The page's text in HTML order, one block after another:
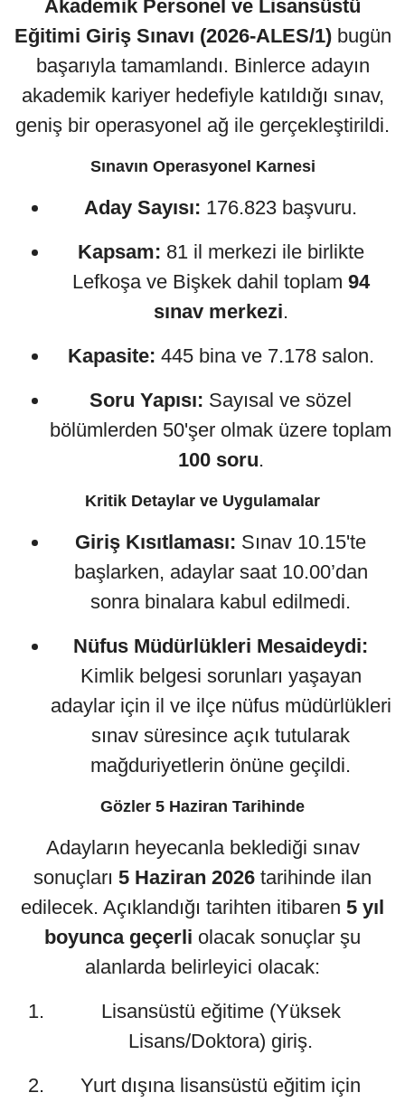
Akademik Personel ve Lisansüstü
Eğitimi Giriş Sınavı (2026-ALES/1)bugün
başarıyla tamamlandı. Binlerce adayın
akademik kariyer hedefiyle katıldığı sınav,
geniş bir operasyonel ağ ile gerçekleştirildi.
Sınavın Operasyonel Karnesi
Aday Sayısı: 176.823 başvuru.
Kapsam: 81 il merkezi ile birlikte
Lefkoşa ve Bişkek dahil toplam 94
sınav merkezi.
Kapasite: 445 bina ve 7.178 salon.
Soru Yapısı: Sayısal ve sözel
bölümlerden 50'şer olmak üzere toplam
100 soru.
Kritik Detaylar ve Uygulamalar
Giriş Kısıtlaması: Sınav 10.15'te
başlarken, adaylar saat 10.00’dan
sonra binalara kabul edilmedi.
Nüfus Müdürlükleri Mesaideydi:
Kimlik belgesi sorunları yaşayan
adaylar için il ve ilçe nüfus müdürlükleri
sınav süresince açık tutularak
mağduriyetlerin önüne geçildi.
Gözler 5 Haziran Tarihinde
Adayların heyecanla beklediği sınav
sonuçları 5 Haziran 2026 tarihinde ilan
edilecek. Açıklandığı tarihten itibaren 5 yıl
boyunca geçerli olacak sonuçlar şu
alanlarda belirleyici olacak:
Lisansüstü eğitime (Yüksek
Lisans/Doktora) giriş.
Yurt dışına lisansüstü eğitim için